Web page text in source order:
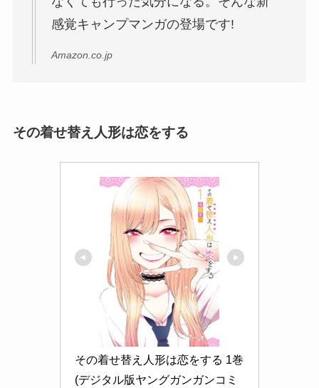
感覚キャンプマンガの登場です!
Amazon.co.jp
その着せ替え人形は恋をする
その着せ替え人形は恋をする 1巻
(デジタル版ヤングガンガンコミ